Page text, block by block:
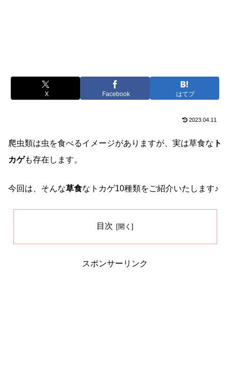
X Facebook はてブ
2023.04.11
爬虫類は虫を食べるイメージがありますが、実は草食な ト
カゲも存在します。
今回は、そんな草食なトカゲ10種類をご紹介いたします♪
目次
スポンサーリンク